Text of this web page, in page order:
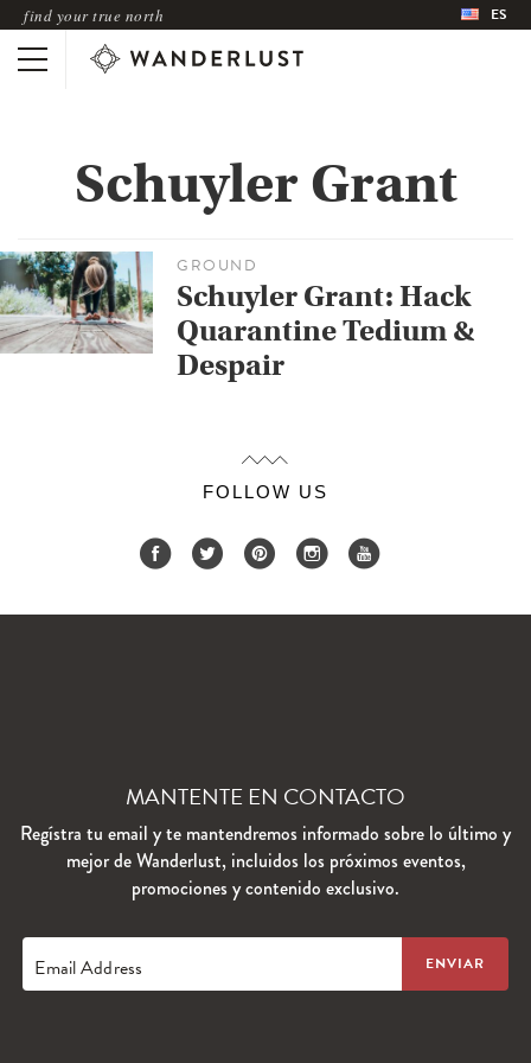
find your true north ES
Schuyler Grant
GROUND
Schuyler Grant: Hack
Quarantine Tedium &
Despair
FOLLOW US
MANTENTE EN CONTACTO
Regístra tu email y te mantendremos informado sobre lo último y
mejor de Wanderlust, incluidos los próximos eventos,
promociones y contenido exclusivo.
Email Address